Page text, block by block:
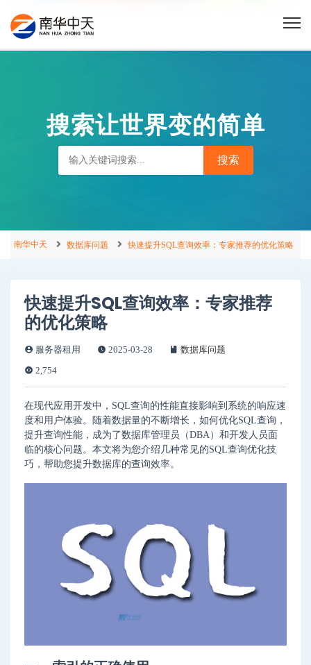
搜索让世界变的简单
南华中天 数据库问题 快速提升SQL查询效率：专家推荐的优化策略
快速提升SQL查询效率：专家推荐
的优化策略
服务器租用 2025-03-28
数据库问题
2,754
在现代应用开发中，SQL查询的性能直接影响到系统的响应速
度和用户体验。随着数据量的不断增长，如何优化SQL查询，
提升查询性能，成为了数据库管理员（DBA）和开发人员面
临的核心问题。本文将为您介绍几种常见的SQL查询优化技
巧，帮助您提升数据库的查询效率。